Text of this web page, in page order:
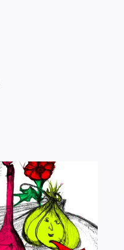
Imago Pictura